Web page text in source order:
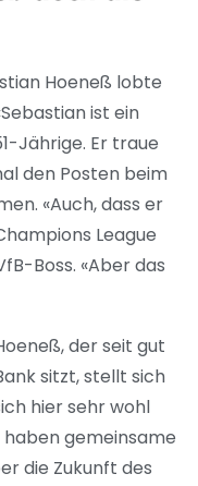
Hoeneß lobte
ist ein
Jährige. Er traue
den Posten beim
«Auch, dass er
League
Boss. «Aber das
der seit gut
sitzt, stellt sich
hier sehr wohl
haben gemeinsame
die Zukunft des